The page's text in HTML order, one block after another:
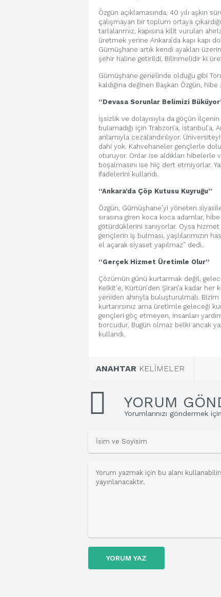
Özgün açıklamasında, 40 yılı aşkın
çalışmayan bir toplum ortaya
tarlalarımız, kapısına kilit vurulan
üretmek yerine Ankara’da kapı kapı
Gümüşhane artık kendi ayakları
şehir haline getirildi. Bilinmelidir ki
Gümüşhane genelinde olduğu gibi
kaldığına değinen Başkan Özgün,
“Devasa Sorunlar Belimizi
İşsizlik ve dolayısıyla da göçün
bulamadığı için Trabzon’a,
anlamıyla cezalandırılıyor.
dahi yok. Kahvehaneler gençlerle
oturuyor. Onlar ise aldıkları hibelerle
boşalmasını ise hiç dert etmiyorlar.
ifadelerini kullandı.
“Ankara’da Çöp Kutusu Kuyruğu”
Özgün, Gümüşhane’yi yöneten
sırasına giren koca koca adamlar,
götürdüklerini sanıyorlar. Oysa
gençlerin iş bulması, yaşlılarımızın
el açarak siyaset yapılmaz” dedi.
“Gerçek Hizmet Üretimle Olur”
Çözümün günü kurtarmak değil,
Kelkit’e, Kürtün’den Şiran’a kadar
yeniden ahırıyla buluşturulmalı.
kurtarırsınız ama üretimle geleceği
gençleri göç etmeyen, insanları
borcudur. Bugün olmaz belki ancak
kullandı.
ANAHTAR KELİMELER
YORUM
Yorumlarınızı göndermek
YORUM YAZ